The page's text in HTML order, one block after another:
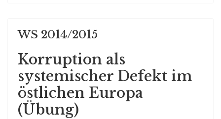
WS 2014/2015
Korruption als
systemischer Defekt im
östlichen Europa
(Übung)